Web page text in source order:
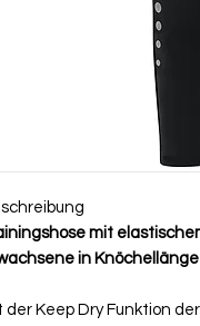
mit
in Knöchellänge
der Keep Dry Funktion